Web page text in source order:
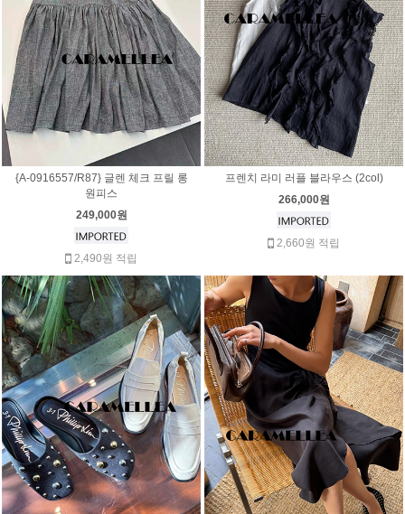
{A-0916557/R87} 글렌 체크 프릴 롱
원피스
249,000원
2,490원 적립
프렌치 라미 러플 블라우스 (2col)
266,000원
2,660원 적립